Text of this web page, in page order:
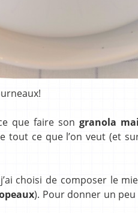
que faire son granola
ce que l’on veut (et
choisi de composer le
). Pour donner un